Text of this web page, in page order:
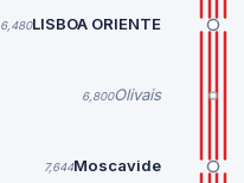
6,480LISBOA ORIENTE
6,800Olivais
7,644Moscavide